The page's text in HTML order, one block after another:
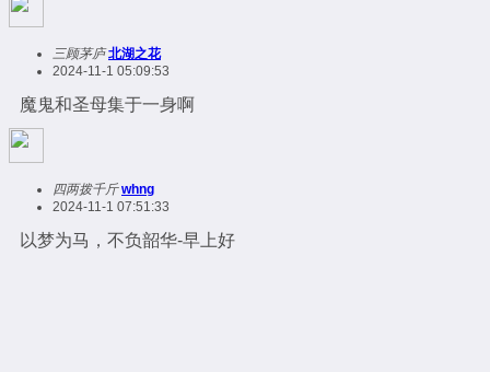
三顾茅庐 北湖之花
2024-11-1 05:09:53
魔鬼和圣母集于一身啊
四两拨千斤 whng
2024-11-1 07:51:33
以梦为马，不负韶华-早上好